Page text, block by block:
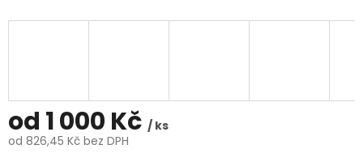
od 1 000 Kč / ks
od 826,45 Kč bez DPH